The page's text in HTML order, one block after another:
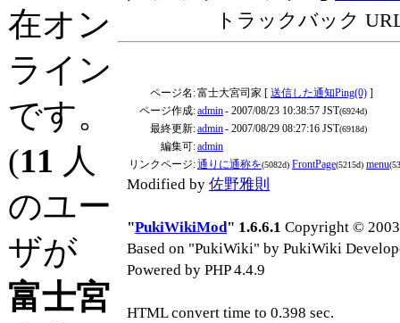
在オン
ライン
です。
(11 人
のユー
ザが
富士宮
トラックバック
ページ名:富士大宮司家 [ 送信した通知Ping(0) ]
ページ作成:admin- 2007/08/23 10:38:57 JST(6924d)
最終更新:admin- 2007/08/29 08:27:16 JST(6918d)
編集可:admin
リンクページ:通りに通称を(5082d) FrontPage(5215d) menu
Modified by 佐野雅則
"PukiWikiMod" 1.6.6.1 Copyright ©
Based on "PukiWiki" by PukiWiki
Powered by PHP 4.4.9
HTML convert time to 0.398 sec.